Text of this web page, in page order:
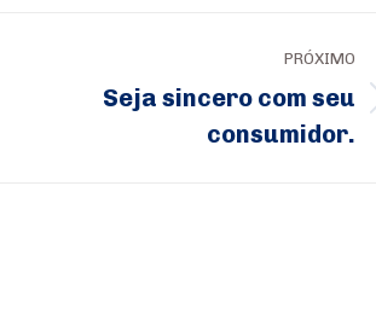
PRÓXIMO
Seja sincero com seu
consumidor.